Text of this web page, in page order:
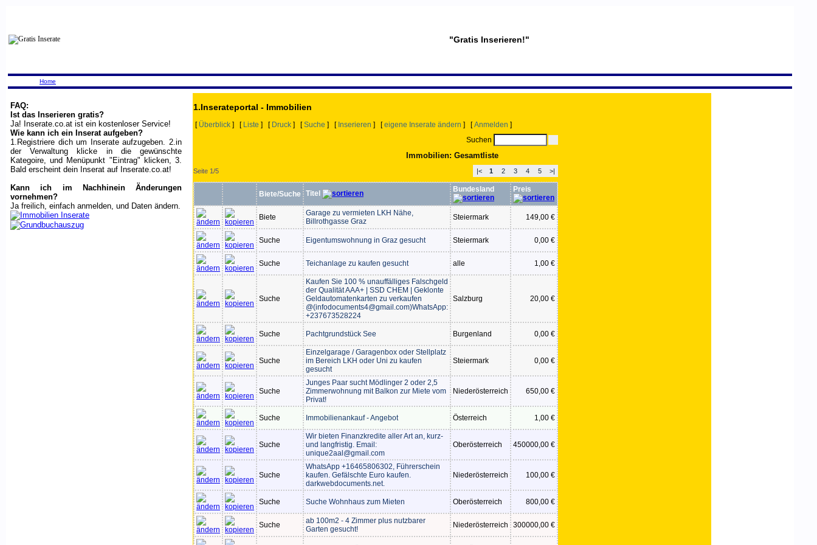
"Gratis Inserieren!"
Home
FAQ:
Ist das Inserieren gratis?
Ja! Inserate.co.at ist ein kostenloser Service!
Wie kann ich ein Inserat aufgeben?
1.Registriere dich um Inserate aufzugeben. 2.in
der Verwaltung klicke in die gewünschte
Kategoire, und Menüpunkt "Eintrag" klicken, 3.
Bald erscheint dein Inserat auf Inserate.co.at!
Kann ich im Nachhinein Änderungen
vornehmen?
Ja freilich, einfach anmelden, und Daten ändern.
1.Inserateportal - Immobilien
[ Überblick ] [ Liste ] [ Druck ] [Suche ] [ Inserieren ] [eigene Inserate ändern ] [Anmelden ]
Suchen
Immobilien: Gesamtliste
Seite 1/5 |< 1 2 3 4 5 >|
Biete/Suche Titel Bundesland Preis
Biete
Garage zu vermieten LKH Nähe,
Billrothgasse Graz
Steiermark 149,00 €
Suche Eigentumswohnung in Graz gesucht Steiermark 0,00 €
Suche Teichanlage zu kaufen gesucht alle 1,00 €
Suche
Kaufen Sie 100 % unauffälliges Falschgeld
der Qualität AAA+ | SSD CHEM | Geklonte
Geldautomatenkarten zu verkaufen
@(infodocuments4@gmail.com)WhatsApp:
+237673528224
Salzburg 20,00 €
Suche Pachtgrundstück See Burgenland 0,00 €
Suche
Einzelgarage / Garagenbox oder Stellplatz
im Bereich LKH oder Uni zu kaufen
gesucht
Steiermark 0,00 €
Suche
Junges Paar sucht Mödlinger 2 oder 2,5
Zimmerwohnung mit Balkon zur Miete vom
Privat!
Niederösterreich 650,00 €
Suche Immobilienankauf - Angebot Österreich 1,00 €
Suche
Wir bieten Finanzkredite aller Art an, kurz-
und langfristig. Email:
unique2aal@gmail.com
Oberösterreich 450000,00 €
Suche
WhatsApp +16465806302, Führerschein
kaufen. Gefälschte Euro kaufen.
darkwebdocuments.net.
Niederösterreich 100,00 €
Suche Suche Wohnhaus zum Mieten Oberösterreich 800,00 €
Suche
ab 100m2 - 4 Zimmer plus nutzbarer
Garten gesucht!
Niederösterreich 300000,00 €